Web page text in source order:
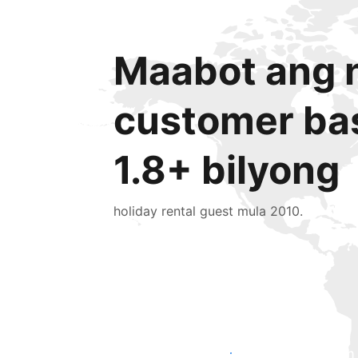
Maabot ang
customer
1.8+ bilyong
holiday rental guest mula 2010.
Makaabot ng mga bagong guest ngayon